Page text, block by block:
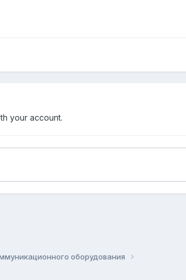
your account.
оборудования